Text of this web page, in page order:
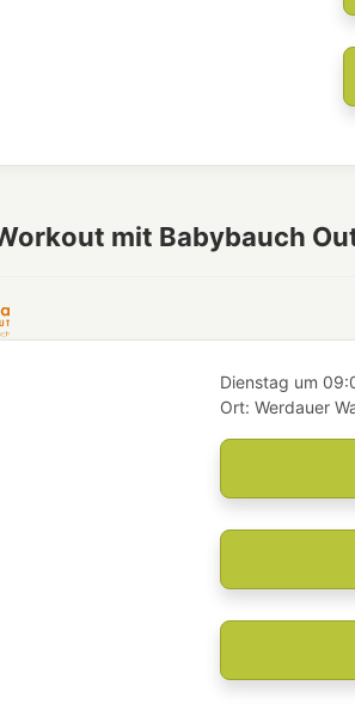
mit Babybauch
Dienstag um
Ort: Werdauer